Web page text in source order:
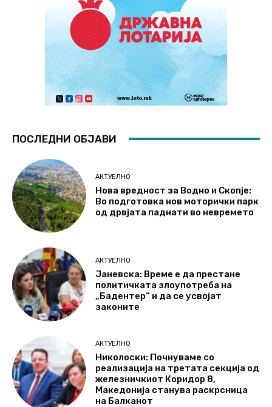
ПОСЛЕДНИ ОБЈАВИ
АКТУЕЛНО
Нова вредност за Водно и Скопје:
Во подготовка нов моторички парк
од дрвјата паднати во невремето
АКТУЕЛНО
Јаневска: Време е да престане
политичката злоупотреба на
„Бадентер“ и да се усвојат
законите
АКТУЕЛНО
Николоски: Почнуваме со
реализација на третата секција од
железничкиот Коридор 8,
Македонија станува раскрсница
на Балканот